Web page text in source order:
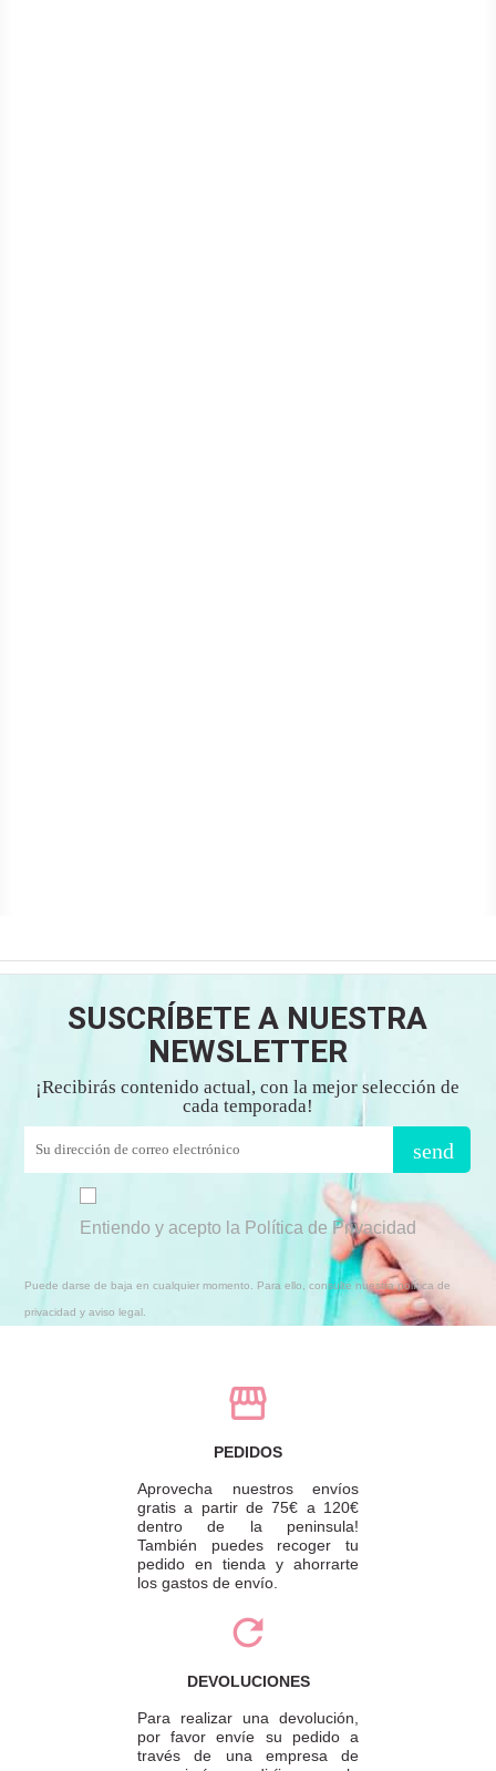
SUSCRÍBETE A NUESTRA
NEWSLETTER
¡Recibirás contenido actual, con la mejor selección de
cada temporada!
send
Entiendo y acepto la Política de Privacidad
Puede darse de baja en cualquier momento. Para ello, consulte nuestra política de
privacidad y aviso legal.
PEDIDOS
Aprovecha nuestros envíos
gratis a partir de 75€ a 120€
dentro de la peninsula!
También puedes recoger tu
pedido en tienda y ahorrarte
los gastos de envío.
DEVOLUCIONES
Para realizar una devolución,
por favor envíe su pedido a
través de una empresa de